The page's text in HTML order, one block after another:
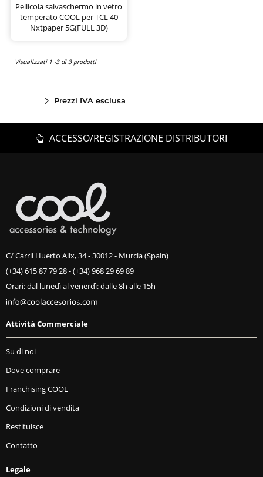
Pellicola salvaschermo in vetro
temperato COOL per TCL 40
Nxtpaper 5G(FULL 3D)
Visualizzati 1 -3 di 3 prodotti
Prezzi IVA esclusa
ACCESSO/REGISTRAZIONE DISTRIBUTORI
C/ Carril Huerto Alix, 34 - 30012 - Murcia (Spain)
(+34) 615 87 79 28-(+34) 968 29 69 89
Orari: dal lunedì al venerdì: dalle 8h alle 15h
Attività Commerciale
Su di noi
Dove comprare
Franchising COOL
Condizioni di vendita
Restituisce
Contatto
Legale